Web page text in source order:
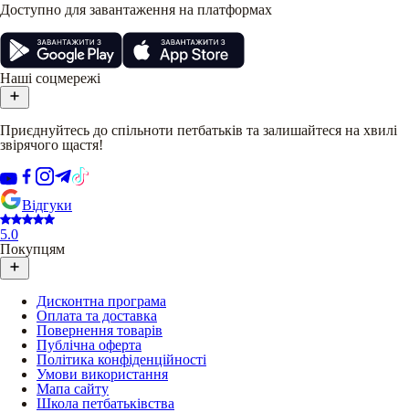
Доступно для завантаження на платформах
Наші соцмережі
Приєднуйтесь до спільноти петбатьків та залишайтеся на хвилі
звірячого щастя!
Відгуки
5.0
Покупцям
Дисконтна програма
Оплата та доставка
Повернення товарів
Публічна оферта
Політика конфіденційності
Умови використання
Мапа сайту
Школа петбатьківства